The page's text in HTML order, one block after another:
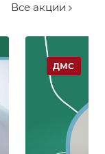
Все акции
ДМС